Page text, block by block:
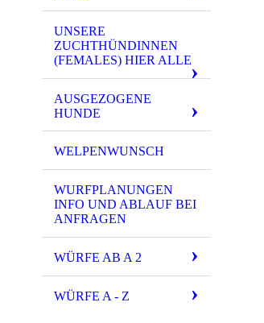
UNSERE
ZUCHTHÜNDINNEN
(FEMALES) HIER ALLE
AUSGEZOGENE
HUNDE
WELPENWUNSCH
WURFPLANUNGEN
INFO UND ABLAUF BEI
ANFRAGEN
WÜRFE AB A 2
WÜRFE A - Z